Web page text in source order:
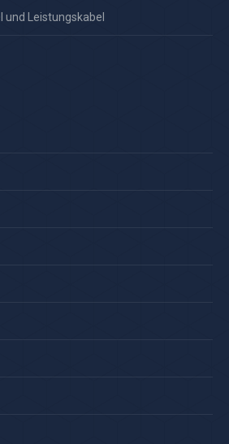
Leistungskabel